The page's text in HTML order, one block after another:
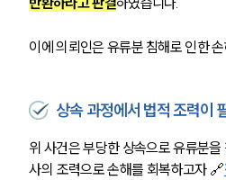
이에 의뢰인은 유류분 침해로 인한
상속 과정에서 법적 조력이
위 사건은 부당한 상속으로 유류분
사의 조력으로 손해를 회복하고자 🔗